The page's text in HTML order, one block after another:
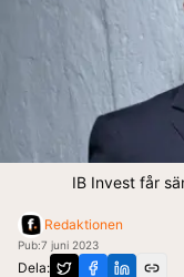
IB Invest får
Redaktionen
Pub:7 juni 2023
Dela: